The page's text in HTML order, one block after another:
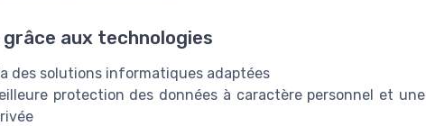
aux technologies
des solutions informatiques adaptées
protection des données à caractère personnel et une